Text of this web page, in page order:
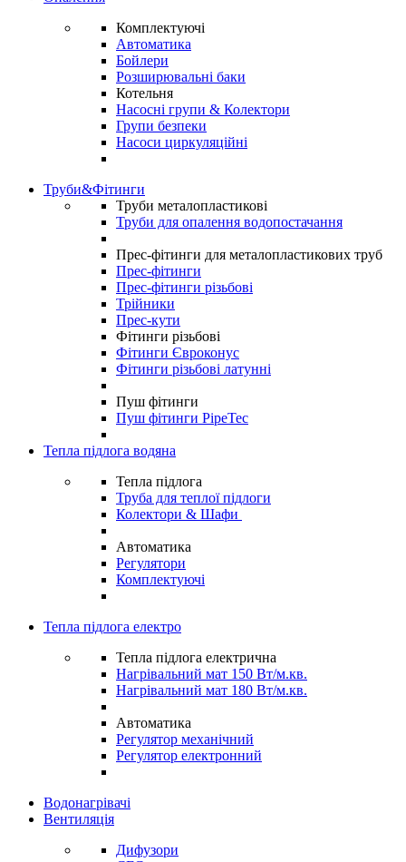
Комплектуючі
Автоматика
Бойлери
Розширювальні баки
Котельня
Насосні групи & Колектори
Групи безпеки
Насоси циркуляційні
Труби&Фітинги
Труби металопластикові
Труби для опалення водопостачання
Прес-фітинги для металопластикових труб
Прес-фітинги
Прес-фітинги різьбові
Трійники
Прес-кути
Фітинги різьбові
Фітинги Євроконус
Фітинги різьбові латунні
Пуш фітинги
Пуш фітинги PipeTec
Тепла підлога водяна
Тепла підлога
Труба для теплої підлоги
Колектори & Шафи
Автоматика
Регулятори
Комплектуючі
Тепла підлога електро
Тепла підлога електрична
Нагрівальний мат 150 Вт/м.кв.
Нагрівальний мат 180 Вт/м.кв.
Автоматика
Регулятор механічний
Регулятор електронний
Водонагрівачі
Вентиляція
Дифузори